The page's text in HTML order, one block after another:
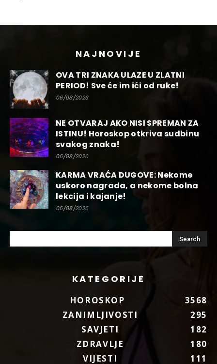
NAJNOVIJE
OVA TRI ZNAKA ULAZE U ZLATNI
PERIOD! Sve će im ići od ruke!
06/08/2026
NE OTVARAJ AKO NISI SPREMAN ZA
ISTINU! Horoskop otkriva sudbinu
svakog znaka!
06/08/2026
KARMA VRAĆA DUGOVE: Nekome
uskoro nagrada, a nekome bolna
lekcija i kajanje!
06/08/2026
KATEGORIJE
HOROSKOP
3568
ZANIMLJIVOSTI
295
SAVJETI
182
ZDRAVLJE
180
VIJESTI
111